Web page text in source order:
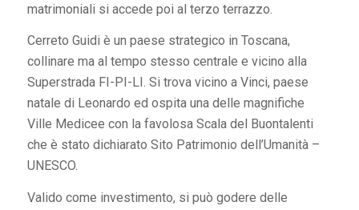
matrimoniali si accede poi al terzo terrazzo.
Cerreto Guidi è un paese strategico in Toscana,
collinare ma al tempo stesso centrale e vicino alla
Superstrada FI-PI-LI. Si trova vicino a Vinci, paese
natale di Leonardo ed ospita una delle magnifiche
Ville Medicee con la favolosa Scala del Buontalenti
che è stato dichiarato Sito Patrimonio dell’Umanità –
UNESCO.
Valido come investimento, si può godere delle